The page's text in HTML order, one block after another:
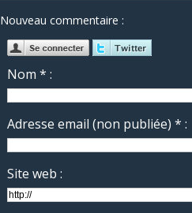
Nouveau commentaire :
Nom * :
Adresse email (non publiée) * :
Site web :